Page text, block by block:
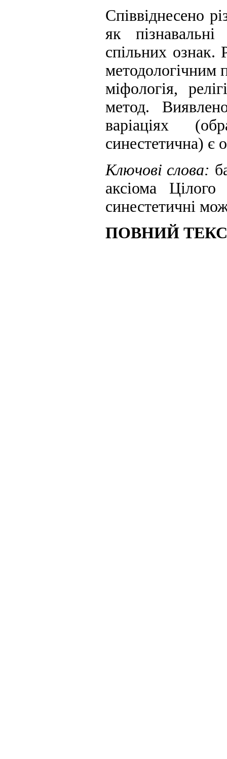
Співвіднесено
як
спільних ознак.
методологічним
міфологія,
метод.
варіаціях
синестетична) є
Ключові слова:
аксіома Цілого
синестетичні
ПОВНИЙ ТЕКС